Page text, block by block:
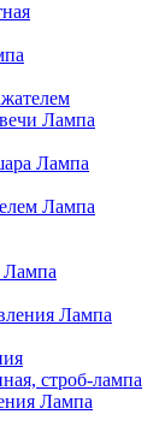
Лампа
Лампа
Лампа
Лампа
Лампа
строб-лампа
Лампа